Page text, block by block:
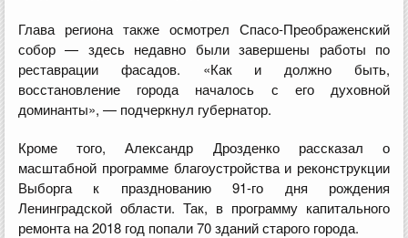
Глава региона также осмотрел Спасо-Преображенский
собор — здесь недавно были завершены работы по
реставрации фасадов. «Как и должно быть,
восстановление города началось с его духовной
доминанты», — подчеркнул губернатор.
Кроме того, Александр Дрозденко рассказал о
масштабной программе благоустройства и реконструкции
Выборга к празднованию 91-го дня рождения
Ленинградской области. Так, в программу капитального
ремонта на 2018 год попали 70 зданий старого города.